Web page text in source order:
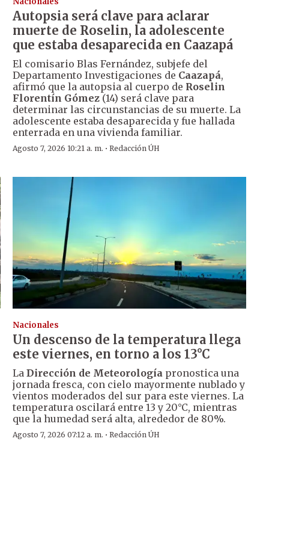
Autopsia será clave para aclarar
muerte de Roselin, la adolescente
que estaba desaparecida en Caazapá
El comisario Blas Fernández, subjefe del
Departamento Investigaciones de Caazapá,
afirmó que la autopsia al cuerpo de Roselin
Florentín Gómez(14) será clave para
determinar las circunstancias de su muerte. La
adolescente estaba desaparecida y fue hallada
enterrada en una vivienda familiar.
Agosto 7, 2026 10:21 a. m. · Redacción ÚH
Nacionales
Un descenso de la temperatura llega
este viernes, en torno a los 13°C
La Dirección de Meteorología pronostica una
jornada fresca, con cielo mayormente nublado y
vientos moderados del sur para este viernes. La
temperatura oscilará entre 13 y 20°C, mientras
que la humedad será alta, alrededor de 80%.
Agosto 7, 2026 07:12 a. m. · Redacción ÚH